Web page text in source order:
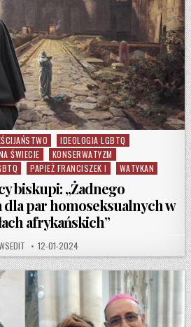
IDEOLOGIA LGBTQ
ŚWIECIE
KONSERWATYZM
PAPIEŻ FRANCISZEK I WATYKAN
biskupi: „Żadnego
dla par homoseksualnych w
afrykańskich”
PUBLISHED DATE:
12-01-2024